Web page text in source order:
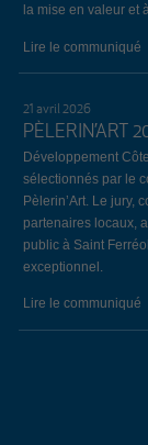
la mise en valeur et
Lire le communiqué
21 avril 2026
PÈLERIN’ART
Développement
sélectionnés par le
Pèlerin’Art. Le jury,
partenaires locaux,
public à Saint
exceptionnel.
Lire le communiqué